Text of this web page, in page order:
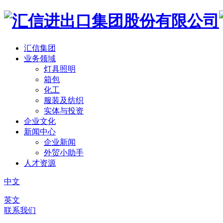
汇信集团
业务领域
灯具照明
箱包
化工
服装及纺织
实体与投资
企业文化
新闻中心
企业新闻
外贸小助手
人才资源
中文
英文
联系我们